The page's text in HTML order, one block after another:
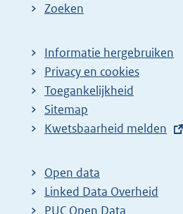
o
r
Zoeken
Informatie hergebruiken
Privacy en cookies
Toegankelijkheid
Sitemap
E
t
e
r
Kwetsbaarheid melden
Open data
Linked Data Overheid
PUC Open Data